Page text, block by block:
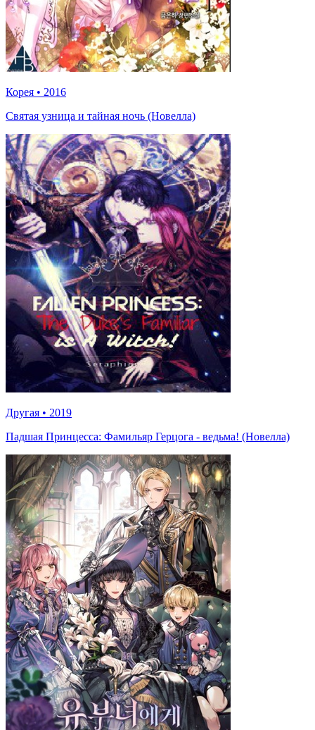
Корея • 2016
Святая узница и тайная ночь (Новелла)
Другая • 2019
Падшая Принцесса: Фамильяр Герцога - ведьма! (Новелла)